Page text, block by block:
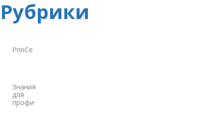
Рубрики
PrinCe
Знания
для
профи